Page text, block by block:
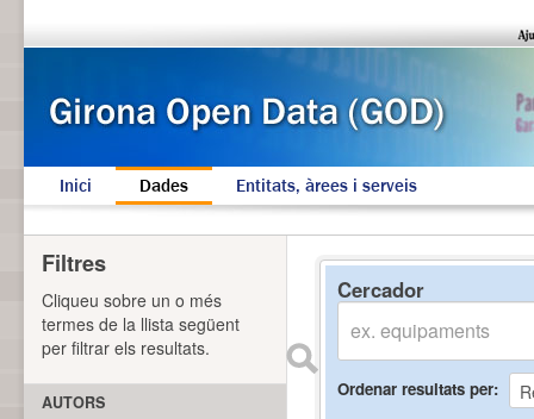
Inici Dades Entitats, àrees i serveis
Cercador
Ordenar resultats per
Filtres
Cliqueu sobre un o més
termes de la llista següent
per filtrar els resultats.
AUTORS